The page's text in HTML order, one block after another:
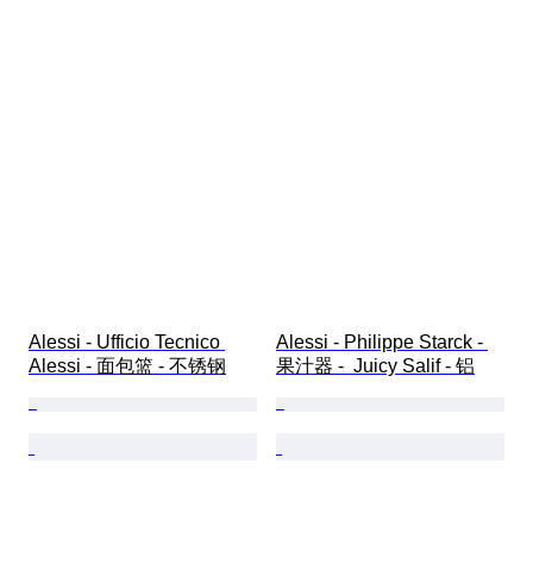
Alessi - Ufficio Tecnico
Alessi - 面包篮 - 不锈钢
Alessi - Philippe Starck -
果汁器 -  Juicy Salif - 铝